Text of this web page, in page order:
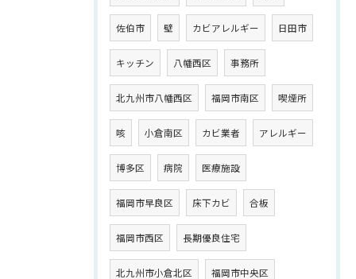
佐伯市 壁 カビアレルギー 日田市
キッチン 八幡西区 事務所
北九州市八幡西区 福岡市南区 喫煙所
咳 小倉南区 カビ業者 アレルギー
博多区 病院 医療施設
福岡市早良区 床下カビ 合板
福岡市西区 長期優良住宅
北九州市小倉北区 福岡市中央区